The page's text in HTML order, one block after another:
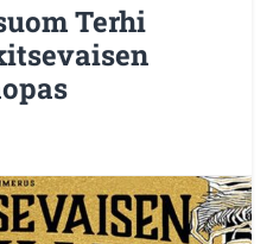
Terhi